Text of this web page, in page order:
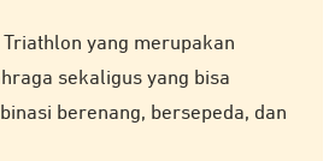
yang merupakan
sekaligus yang bisa
berenang, bersepeda, dan